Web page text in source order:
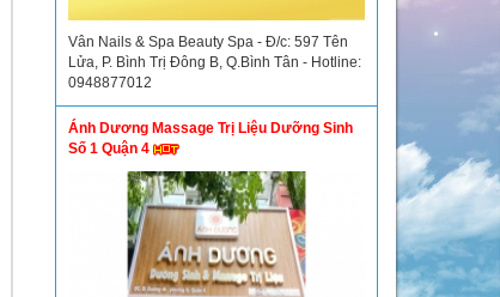
Vân Nails & Spa Beauty Spa - Đ/c: 597 Tên
Lửa, P. Bình Trị Đông B, Q.Bình Tân - Hotline:
0948877012
Ánh Dương Massage Trị Liệu Dưỡng Sinh
Số 1 Quận 4